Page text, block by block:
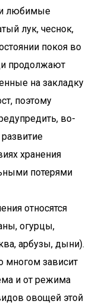
любимые
лук, чеснок,
покоя во
продолжают
на закладку
поэтому
во-
хранения
потерями
относятся
огурцы,
арбузы, дыни).
многом зависит
и от режима
овощей этой